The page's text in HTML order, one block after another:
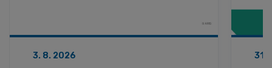
3. 8. 2026 31.